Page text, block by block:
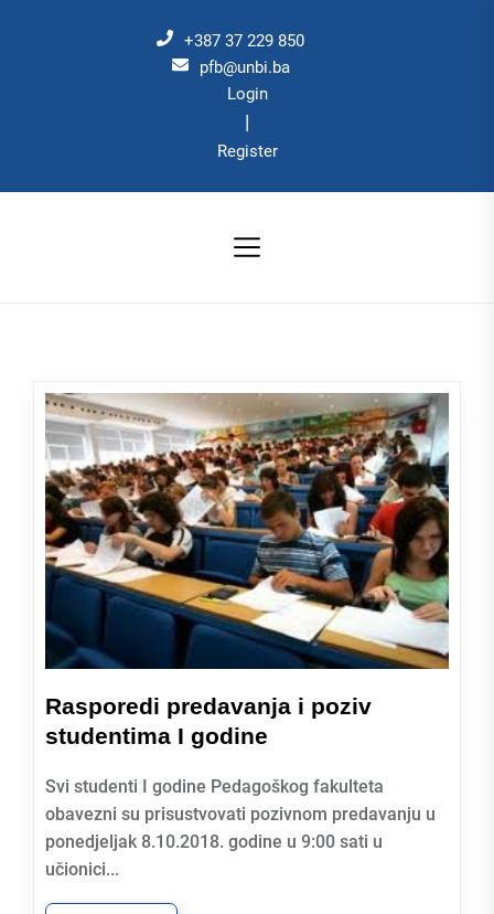
+387 37 229 850
pfb@unbi.ba
Login
|
Register
Rasporedi predavanja i poziv
studentima I godine
Svi studenti I godine Pedagoškog fakulteta
obavezni su prisustvovati pozivnom predavanju u
ponedjeljak 8.10.2018. godine u 9:00 sati u
učionici...